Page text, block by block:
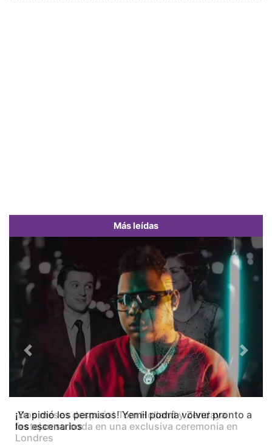
Más leídas
¡Dos meses después! Tom Holland y Zendaya
festejan su boda en una exclusiva ceremonia en
Londres
Previous Next